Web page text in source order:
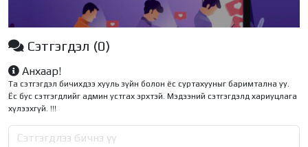
Сэтгэгдэл (0)
Анхаар!
Та сэтгэгдэл бичихдээ хууль зүйн болон ёс суртахууныг баримтална уу.
Ёс бус сэтгэгдлийг админ устгах эрхтэй. Мэдээний сэтгэгдэлд хариуцлага
хүлээхгүй. !!!